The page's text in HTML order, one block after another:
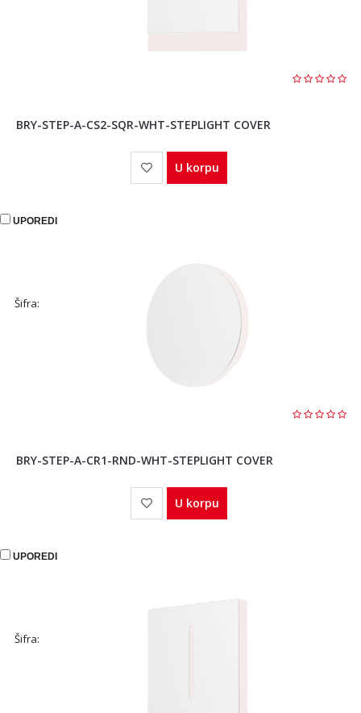
BRY-STEP-A-CS2-SQR-WHT-STEPLIGHT COVER
U korpu
UPOREDI
Šifra:
BRY-STEP-A-CR1-RND-WHT-STEPLIGHT COVER
U korpu
UPOREDI
Šifra: